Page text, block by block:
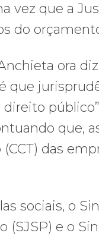
vez que a
do
ora
que
que,
das
sociais, o
(SJSP) e o